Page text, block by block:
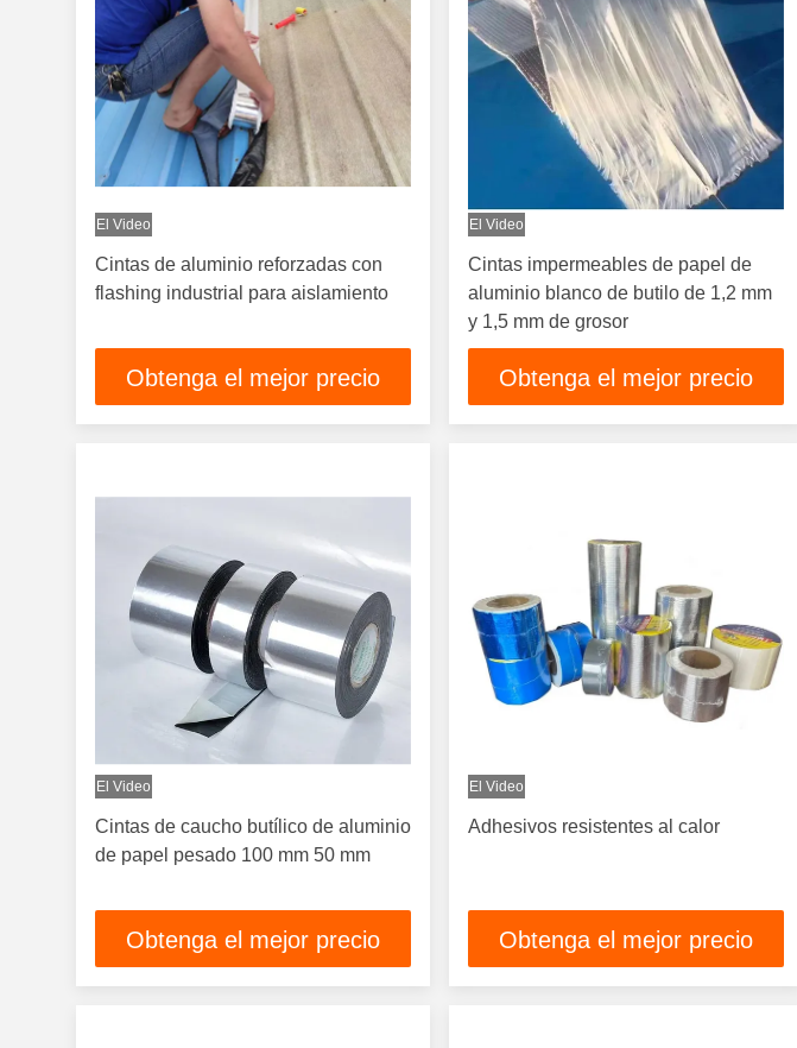
El Video
Cintas de aluminio reforzadas con
flashing industrial para aislamiento
Obtenga el mejor precio
El Video
Cintas impermeables de papel de
aluminio blanco de butilo de 1,2 mm
y 1,5 mm de grosor
Obtenga el mejor precio
El Video
Cintas de caucho butílico de aluminio
de papel pesado 100 mm 50 mm
Obtenga el mejor precio
El Video
Adhesivos resistentes al calor
Obtenga el mejor precio